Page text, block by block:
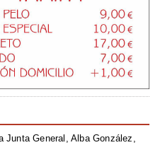
Junta General, Alba González,